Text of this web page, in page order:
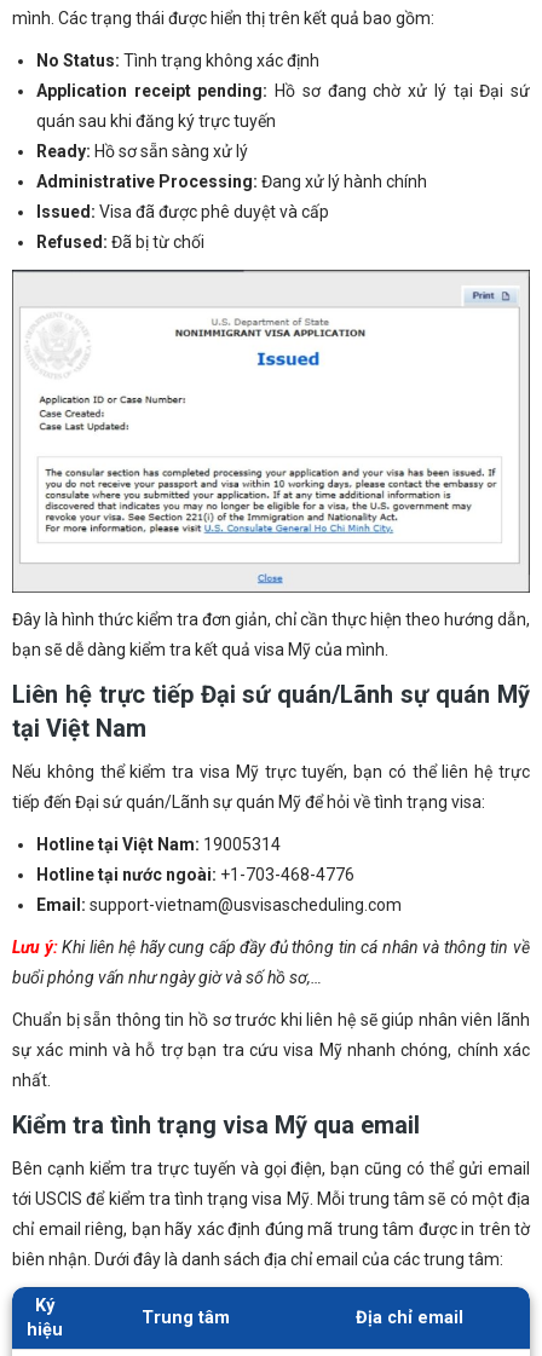
mình. Các trạng thái được hiển thị trên kết quả bao gồm:
No Status: Tình trạng không xác định
Application receipt pending: Hồ sơ đang chờ xử lý tại Đại sứ
quán sau khi đăng ký trực tuyến
Ready: Hồ sơ sẵn sàng xử lý
Administrative Processing: Đang xử lý hành chính
Issued: Visa đã được phê duyệt và cấp
Refused: Đã bị từ chối
Đây là hình thức kiểm tra đơn giản, chỉ cần thực hiện theo hướng dẫn,
bạn sẽ dễ dàng kiểm tra kết quả visa Mỹ của mình.
Liên hệ trực tiếp Đại sứ quán/Lãnh sự quán Mỹ
tại Việt Nam
Nếu không thể kiểm tra visa Mỹ trực tuyến, bạn có thể liên hệ trực
tiếp đến Đại sứ quán/Lãnh sự quán Mỹ để hỏi về tình trạng visa:
Hotline tại Việt Nam: 19005314
Hotline tại nước ngoài: +1-703-468-4776
Email: support-vietnam@usvisascheduling.com
Lưu ý: Khi liên hệ hãy cung cấp đầy đủ thông tin cá nhân và thông tin về
buổi phỏng vấn như ngày giờ và số hồ sơ,…
Chuẩn bị sẵn thông tin hồ sơ trước khi liên hệ sẽ giúp nhân viên lãnh
sự xác minh và hỗ trợ bạn tra cứu visa Mỹ nhanh chóng, chính xác
nhất.
Kiểm tra tình trạng visa Mỹ qua email
Bên cạnh kiểm tra trực tuyến và gọi điện, bạn cũng có thể gửi email
tới USCIS để kiểm tra tình trạng visa Mỹ. Mỗi trung tâm sẽ có một địa
chỉ email riêng, bạn hãy xác định đúng mã trung tâm được in trên tờ
biên nhận. Dưới đây là danh sách địa chỉ email của các trung tâm:
Ký
hiệu
Trung tâm Địa chỉ email